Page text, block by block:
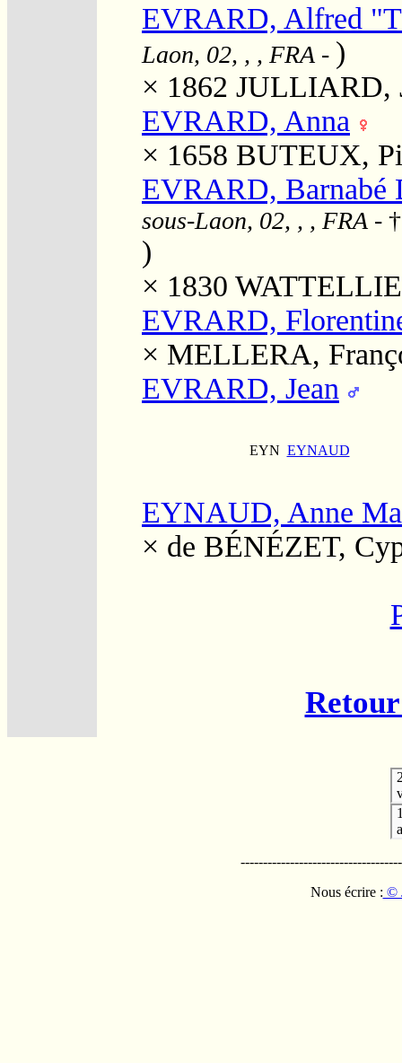
EVRARD, Alfred
Laon, 02, , , FRA - )
× 1862 JULLIARD,
EVRARD, Anna
× 1658 BUTEUX,
EVRARD, Barnabé
sous-Laon, 02, , , FRA -
)
× 1830
EVRARD,
× MELLERA,
EVRARD, Jean
EYN EYNAUD
EYNAUD, Anne
× de BÉNÉZET,
Nous écrire : ©